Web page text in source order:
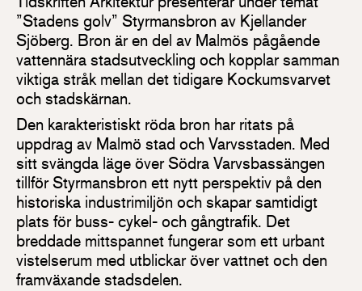
”Stadens golv” Styrmansbron av Kjellander
Sjöberg. Bron är en del av Malmös pågående
vattennära stadsutveckling och kopplar samman
viktiga stråk mellan det tidigare Kockumsvarvet
och stadskärnan.
Den karakteristiskt röda bron har ritats på
uppdrag av Malmö stad och Varvsstaden. Med
sitt svängda läge över Södra Varvsbassängen
tillför Styrmansbron ett nytt perspektiv på den
historiska industrimiljön och skapar samtidigt
plats för buss- cykel- och gångtrafik. Det
breddade mittspannet fungerar som ett urbant
vistelserum med utblickar över vattnet och den
framväxande stadsdelen.